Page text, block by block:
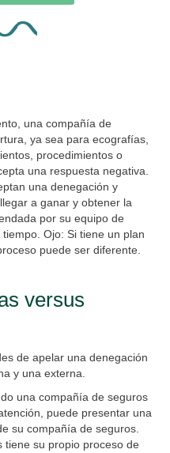
una compañía de
ya sea para ecografías,
procedimientos o
una respuesta negativa.
una denegación y
a ganar y obtener la
por su equipo de
Ojo: Si tiene un plan
puede ser diferente.
versus
de apelar una denegación
y una externa.
una compañía de seguros
puede presentar una
su compañía de seguros.
tiene su propio proceso de